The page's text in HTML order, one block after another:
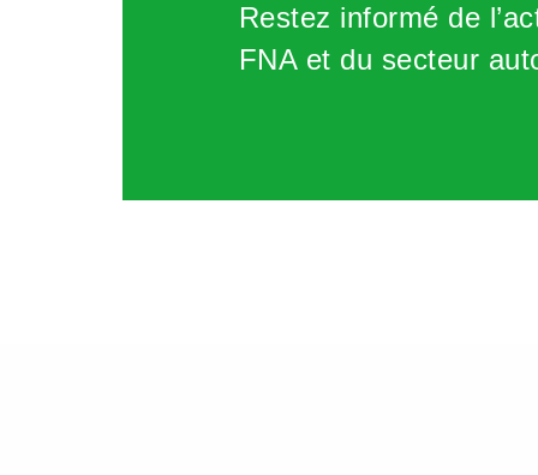
Restez informé de
FNA et du secteur